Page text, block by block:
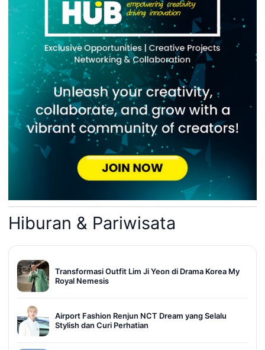
Hiburan & Pariwisata
Transformasi Outfit Lim Ji Yeon di Drama Korea My
Royal Nemesis
Airport Fashion Renjun NCT Dream yang Selalu
Stylish dan Curi Perhatian